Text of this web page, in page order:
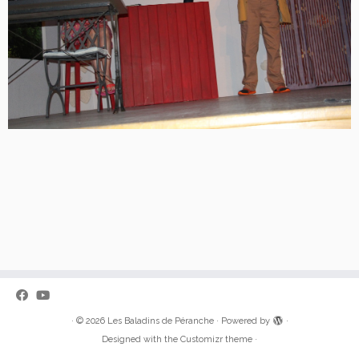
· © 2026 Les Baladins de Péranche· Powered by
·
Designed with the Customizr theme ·